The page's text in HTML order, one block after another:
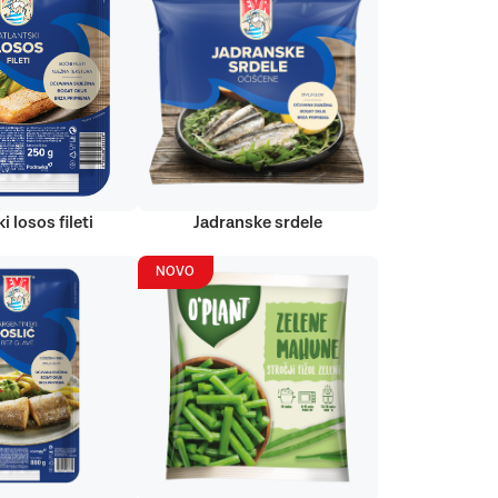
losos fileti Jadranske srdele
NOVO